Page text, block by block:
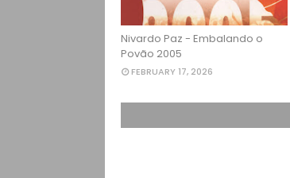
Nivardo Paz - Embalando o
Povão 2005
FEBRUARY 17, 2026